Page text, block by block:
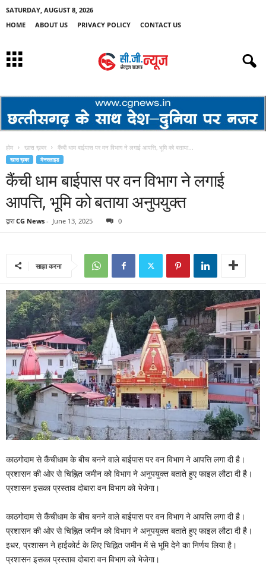
SATURDAY, AUGUST 8, 2026
HOME
ABOUT US PRIVACY POLICY CONTACT US
होम खास ख़बर कैंची धाम बाईपास पर वन विभाग ने लगाई आपत्ति, भूमि को बताया...
खास ख़बर मेनस्लाइड
कैंची धाम बाईपास पर वन विभाग ने लगाई
आपत्ति, भूमि को बताया अनुपयुक्त
द्वारा CG News - June 13, 2025 0
साझा करना
काठगोदाम से कैंचीधाम के बीच बनने वाले बाईपास पर वन विभाग ने आपत्ति लगा दी है।
प्रशासन की ओर से चिह्नित जमीन को विभाग ने अनुपयुक्त बताते हुए फाइल लौटा दी है।
प्रशासन इसका प्रस्ताव दोबारा वन विभाग को भेजेगा।
काठगोदाम से कैंचीधाम के बीच बनने वाले बाईपास पर वन विभाग ने आपत्ति लगा दी है।
प्रशासन की ओर से चिह्नित जमीन को विभाग ने अनुपयुक्त बताते हुए फाइल लौटा दी है।
इधर, प्रशासन ने हाईकोर्ट के लिए चिह्नित जमीन में से भूमि देने का निर्णय लिया है।
प्रशासन इसका प्रस्ताव दोबारा वन विभाग को भेजेगा।